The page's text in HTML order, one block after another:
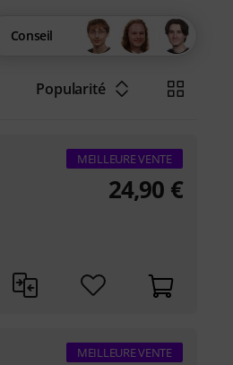
Conseil
Popularité
MEILLEURE VENTE
24,90 €
MEILLEURE VENTE